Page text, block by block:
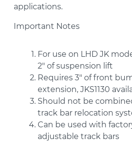
applications.
Important Notes
For use on LHD JK
2" of suspension lift
Requires 3" of front
extension, JKS1130
Should not be
track bar relocation
Can be used with
adjustable track bars